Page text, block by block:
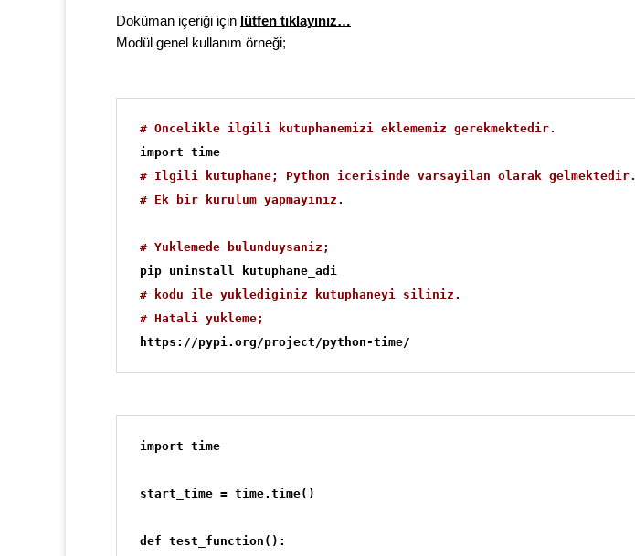
Doküman içeriği için lütfen tıklayınız…
Modül genel kullanım örneği;
# Oncelikle ilgili kutuphanemizi eklememiz gerekmektedir.
import time
# Ilgili kutuphane; Python icerisinde varsayilan olarak gelmektedir.
# Ek bir kurulum yapmayınız.
# Yuklemede bulunduysaniz;
# kodu ile yuklediginiz kutuphaneyi siliniz.
# Hatali yukleme;
https://pypi.org/project/python-time/
start_time = time.time()
def test_function():